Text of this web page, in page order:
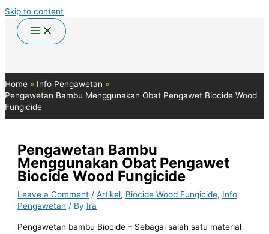
Skip to content
Home
Info Pengawetan
Pengawetan Bambu Menggunakan Obat Pengawet Biocide Wood
Fungicide
Pengawetan Bambu
Menggunakan Obat Pengawet
Biocide Wood Fungicide
Leave a Comment /Artikel, Biocide Wood Fungicide, Info
Pengawetan / By Ira
Pengawetan bambu Biocide – Sebagai salah satu material